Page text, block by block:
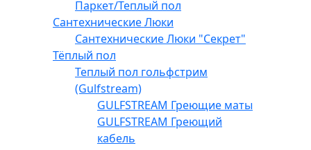
Паркет/Теплый пол
Сантехнические Люки
Сантехнические Люки "Секрет"
Тёплый пол
Теплый пол гольфстрим
(Gulfstream)
GULFSTREAM Греющие маты
GULFSTREAM Греющий
кабель